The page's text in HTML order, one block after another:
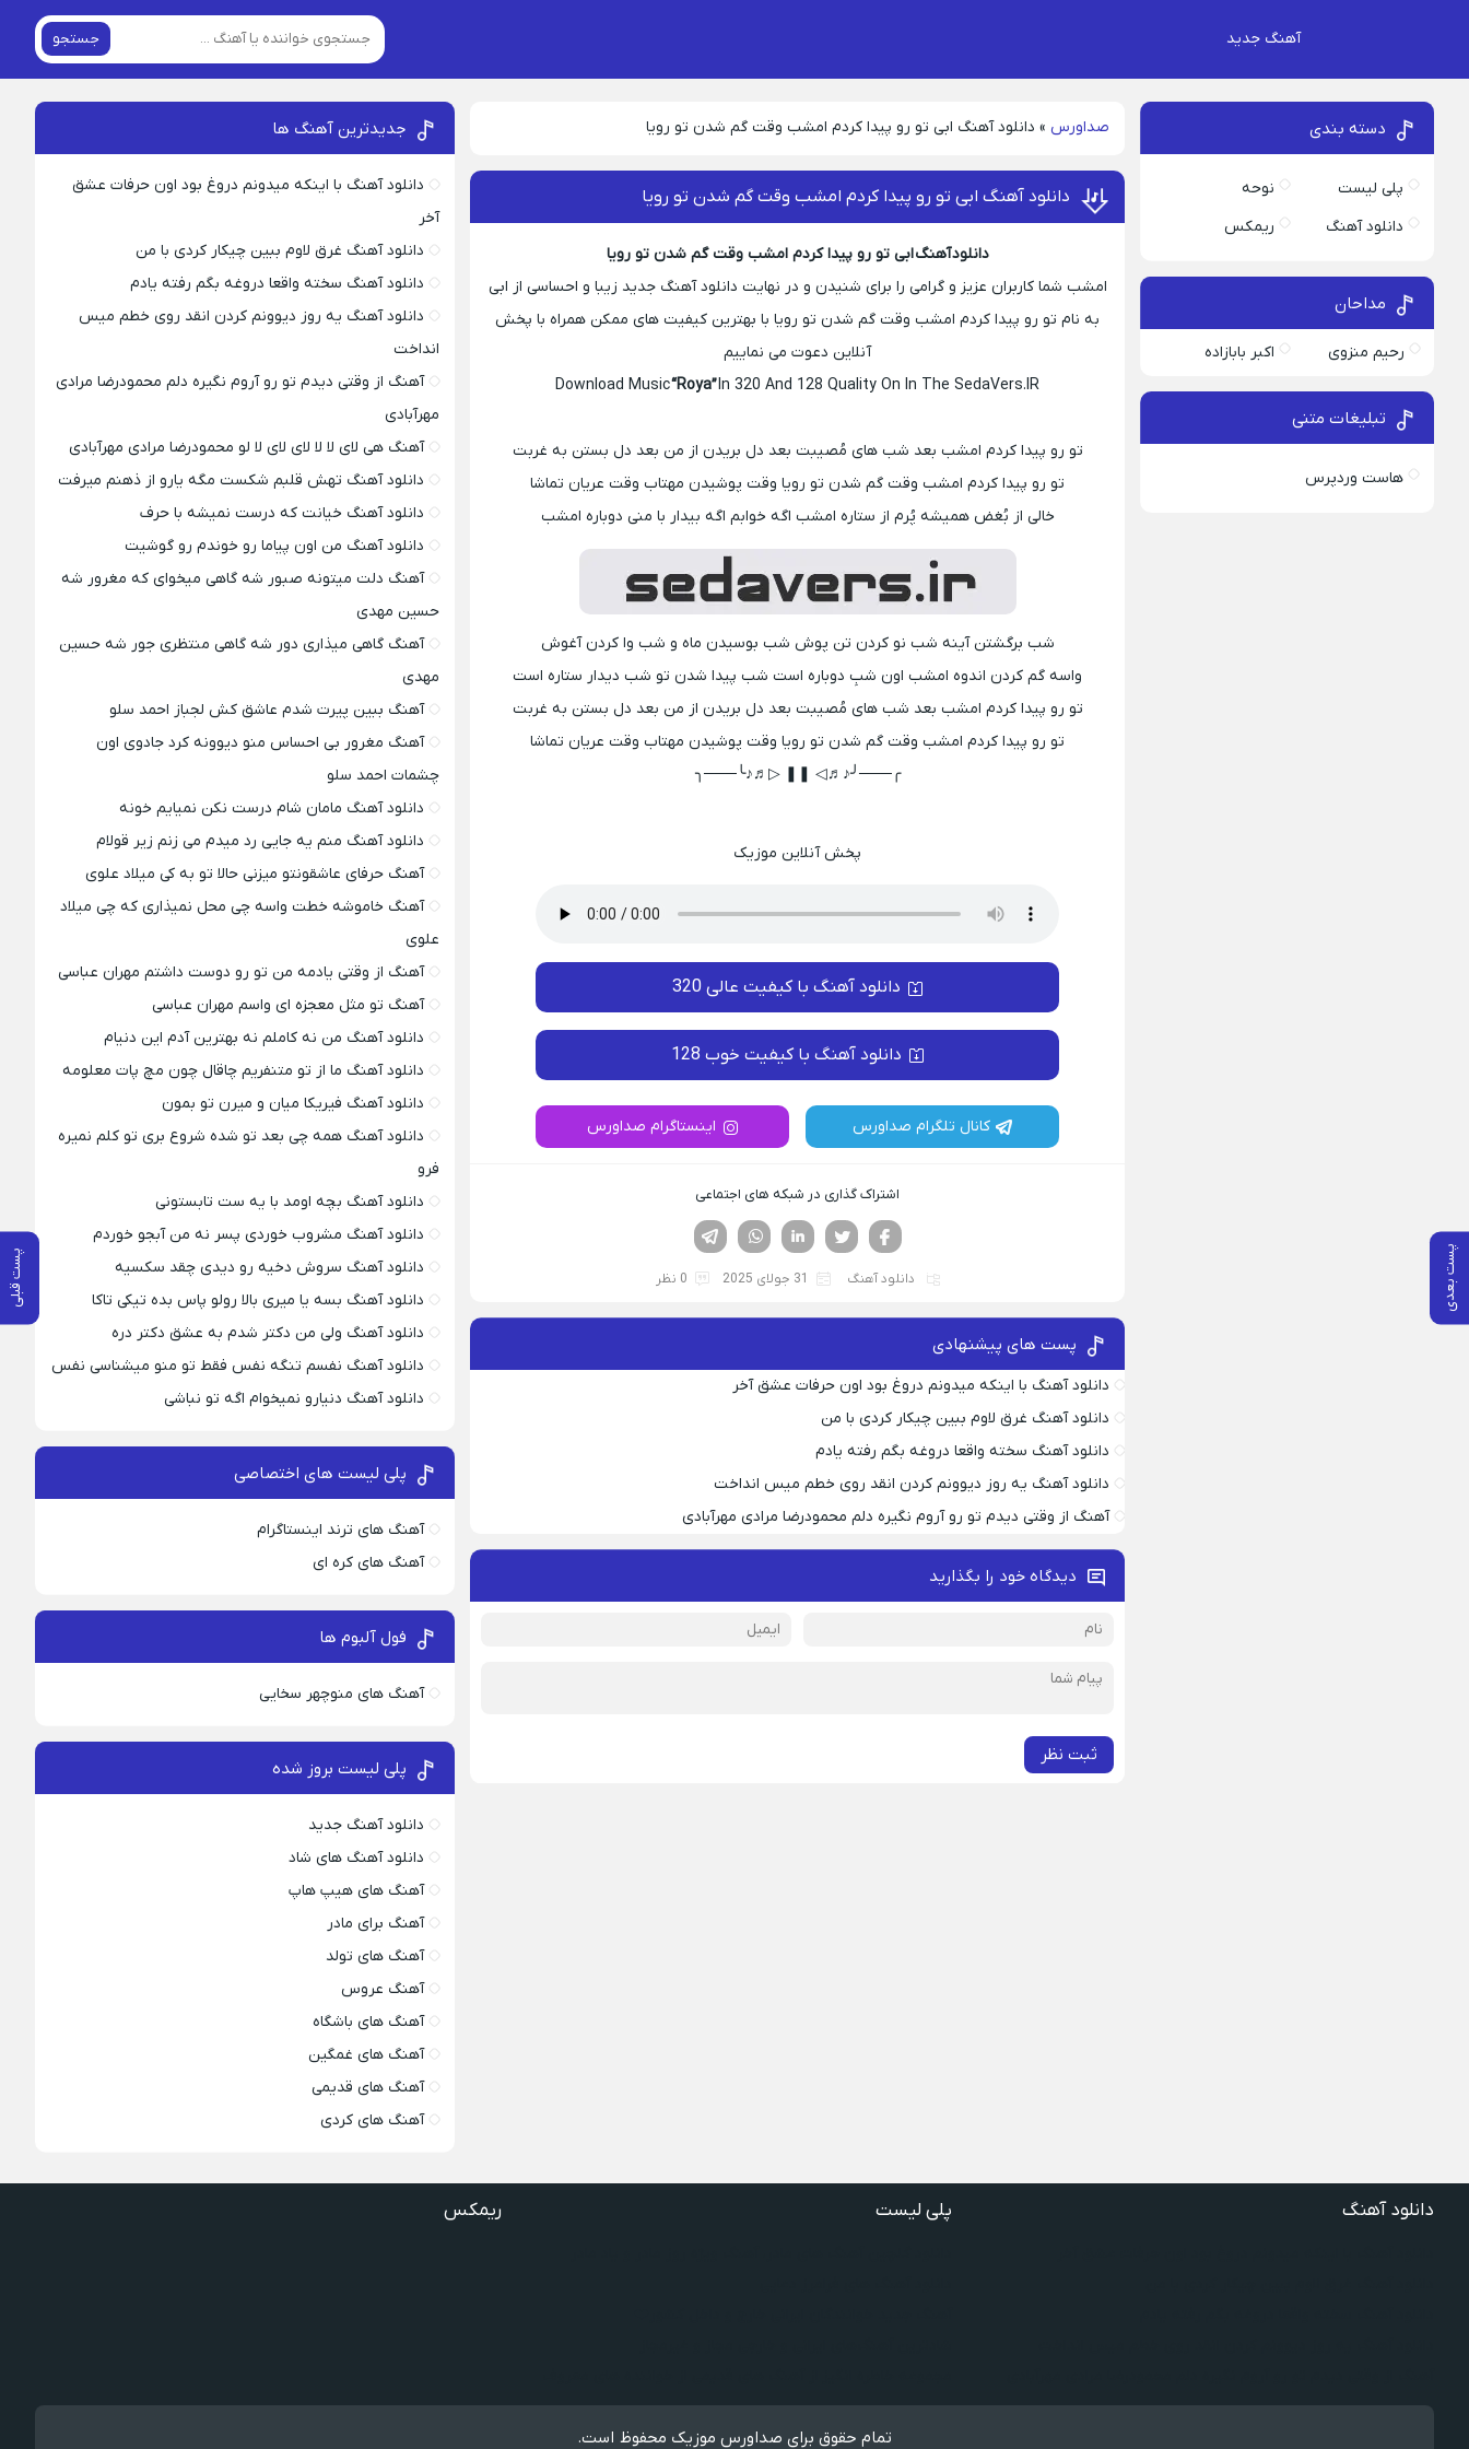
آهنگ جدید جستجو
صداورس » دانلود آهنگ ابی تو رو پیدا کردم امشب وقت گم شدن تو رویا
پست بعدی پست قبلی
دانلود آهنگ ابی تو رو پیدا کردم امشب وقت گم شدن تو رویا
دانلود آهنگ ابی تو رو پیدا کردم امشب وقت گم شدن تو رویا
امشب شما کاربران عزیز و گرامی را برای شنیدن و در نهایت دانلود آهنگ جدید زیبا و احساسی از ابی
به نام تو رو پیدا کردم امشب وقت گم شدن تو رویا با بهترین کیفیت های ممکن همراه با پخش
آنلاین دعوت می نماییم
Download Music“Roya”In 320 And 128 Quality On In The SedaVers.IR
تو رو پیدا کردم امشب بعد شب های مُصیبت بعد دل بریدن از من بعد دل بستن به غربت
تو رو پیدا کردم امشب وقت گم شدن تو رویا وقت پوشیدن مهتاب وقت عریان تماشا
خالی از بُغض همیشه پُرم از ستاره امشب اگه خوابم اگه بیدار با منی دوباره امشب
شب برگشتن آینه شب نو کردن تن پوش شب بوسیدن ماه و شب وا کردن آغوش
واسه گم کردن اندوه امشب اون شبِ دوباره است شب پیدا شدن تو شب دیدار ستاره است
تو رو پیدا کردم امشب بعد شب های مُصیبت بعد دل بریدن از من بعد دل بستن به غربت
تو رو پیدا کردم امشب وقت گم شدن تو رویا وقت پوشیدن مهتاب وقت عریان تماشا
╭───╯♪♬◁ ❚❚ ▷♬♪╰───╮
پخش آنلاین موزیک
دانلود آهنگ با کیفیت عالی 320
دانلود آهنگ با کیفیت خوب 128
کانال تلگرام صداورس اینستاگرام صداورس
اشتراک گذاری در شبکه های اجتماعی
لینکدین تویتر
فیسوک
دانلود آهنگ 31 جولای 2025 0 نظر
پست های پیشنهادی
دانلود آهنگ با اینکه میدونم دروغ بود اون حرفات عشق آخر
دانلود آهنگ غرق لاوم ببین چیکار کردی با من
دانلود آهنگ سخته واقعا دروغه بگم رفته یادم
دانلود آهنگ یه روز دیوونم کردن انقد روی خطم میس انداخت
آهنگ از وقتی دیدم تو رو آروم نگیره دلم محمودرضا مرادی مهرآبادی
دیدگاه خود را بگذارید
ثبت نظر
دسته بندی
پلی لیست
نوحه
دانلود آهنگ
ریمکس
مداحان
رحیم منزوی اکبر بابازاده
تبلیغات متنی
هاست وردپرس
جدیدترین آهنگ ها
دانلود آهنگ با اینکه میدونم دروغ بود اون حرفات عشق
آخر
دانلود آهنگ غرق لاوم ببین چیکار کردی با من
دانلود آهنگ سخته واقعا دروغه بگم رفته یادم
دانلود آهنگ یه روز دیوونم کردن انقد روی خطم میس
انداخت
آهنگ از وقتی دیدم تو رو آروم نگیره دلم محمودرضا مرادی
مهرآبادی
آهنگ هی لای لا لا لای لای لا لو محمودرضا مرادی مهرآبادی
دانلود آهنگ تهش قلبم شکست مگه یارو از ذهنم میرفت
دانلود آهنگ خیانت که درست نمیشه با حرف
دانلود آهنگ من اون پیاما رو خوندم رو گوشیت
آهنگ دلت میتونه صبور شه گاهی میخوای که مغرور شه
حسین مهدی
آهنگ گاهی میذاری دور شه گاهی منتظری جور شه حسین
مهدی
آهنگ ببین پیرت شدم عاشق کش لجباز احمد سلو
آهنگ مغرور بی احساس منو دیوونه کرد جادوی اون
چشمات احمد سلو
دانلود آهنگ مامان شام درست نکن نمیایم خونه
دانلود آهنگ منم یه جایی رد میدم می زنم زیر قولام
آهنگ حرفای عاشقونتو میزنی حالا تو به کی میلاد علوی
آهنگ خاموشه خطت واسه چی محل نمیذاری که چی میلاد
علوی
آهنگ از وقتی یادمه من تو رو دوست داشتم مهران عباسی
آهنگ تو مثل معجزه ای واسم مهران عباسی
دانلود آهنگ من نه کاملم نه بهترین آدم این دنیام
دانلود آهنگ ما از تو متنفریم چاقال چون مچ پات معلومه
دانلود آهنگ فیریکا میان و میرن تو بمون
دانلود آهنگ همه چی بعد تو شده شروع بری تو کلم نمیره
فرو
دانلود آهنگ بچه اومد با یه ست تابستونی
دانلود آهنگ مشروب خوردی پسر نه من آبجو خوردم
دانلود آهنگ سروش دخیه رو دیدی چقد سکسیه
دانلود آهنگ بسه یا میری بالا رولو پاس بده تیکی تاکا
دانلود آهنگ ولی من دکتر شدم به عشق دکتر دره
دانلود آهنگ نفسم تنگه نفس فقط تو منو میشناسی نفس
دانلود آهنگ دنیارو نمیخوام اگه تو نباشی
پلی لیست های اختصاصی
آهنگ های ترند اینستاگرام
آهنگ های کره ای
فول آلبوم ها
آهنگ های منوچهر سخایی
پلی لیست بروز شده
دانلود آهنگ جدید
دانلود آهنگ های شاد
آهنگ های هیپ هاپ
آهنگ برای مادر
آهنگ های تولد
آهنگ عروس
آهنگ های باشگاه
آهنگ های غمگین
آهنگ های قدیمی
آهنگ های کردی
دانلود آهنگ پلی لیست ریمکس
تمام حقوق برای صداورس موزیک محفوظ است.